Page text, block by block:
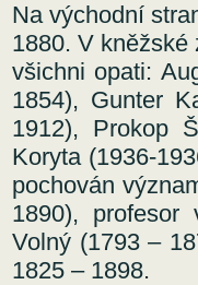
Na východní
1880. V kněžské
všichni opati:
1854), Gunter
1912), Prokop
Koryta (1936-
pochován
1890), profesor
Volný (1793 –
1825 – 1898.